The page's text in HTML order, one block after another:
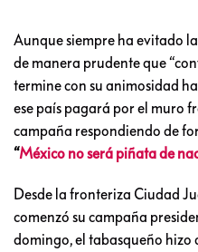
Aunque siempre ha evitado
de manera prudente que
termine con su animosidad
ese país pagará por el muro
campaña respondiendo de
“México no será piñata de
Desde la fronteriza Ciudad
comenzó su campaña
domingo, el tabasqueño hizo